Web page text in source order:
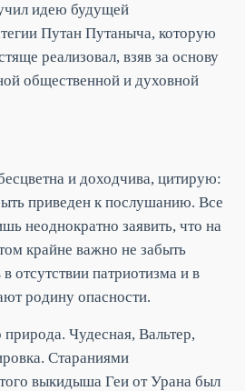
идею будущей
Путан Путаныча, которую
реализовал, взяв за основу
общественной и духовной
и доходчива, цитирую:
приведен к послушанию. Все
неоднократно заявить, что на
крайне важно не забыть
отсутствии патриотизма и в
родину опасности.
Чудесная, Вальтер,
Стараниями
выкидыша Геи от Урана был